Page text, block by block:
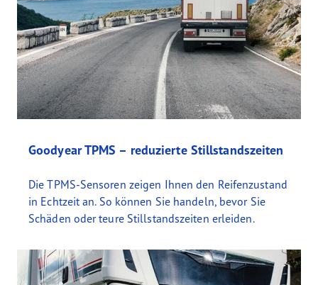
Goodyear TPMS – reduzierte Stillstandszeiten
Die TPMS-Sensoren zeigen Ihnen den Reifenzustand
in Echtzeit an. So können Sie handeln, bevor Sie
Schäden oder teure Stillstandszeiten erleiden.